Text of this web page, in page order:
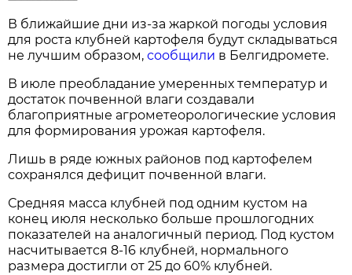
В ближайшие дни из-за жаркой погоды условия
для роста клубней картофеля будут складываться
не лучшим образом,сообщили в Белгидромете.
В июле преобладание умеренных температур и
достаток почвенной влаги создавали
благоприятные агрометеорологические условия
для формирования урожая картофеля.
Лишь в ряде южных районов под картофелем
сохранялся дефицит почвенной влаги.
Средняя масса клубней под одним кустом на
конец июля несколько больше прошлогодних
показателей на аналогичный период. Под кустом
насчитывается 8-16 клубней, нормального
размера достигли от 25 до 60% клубней.